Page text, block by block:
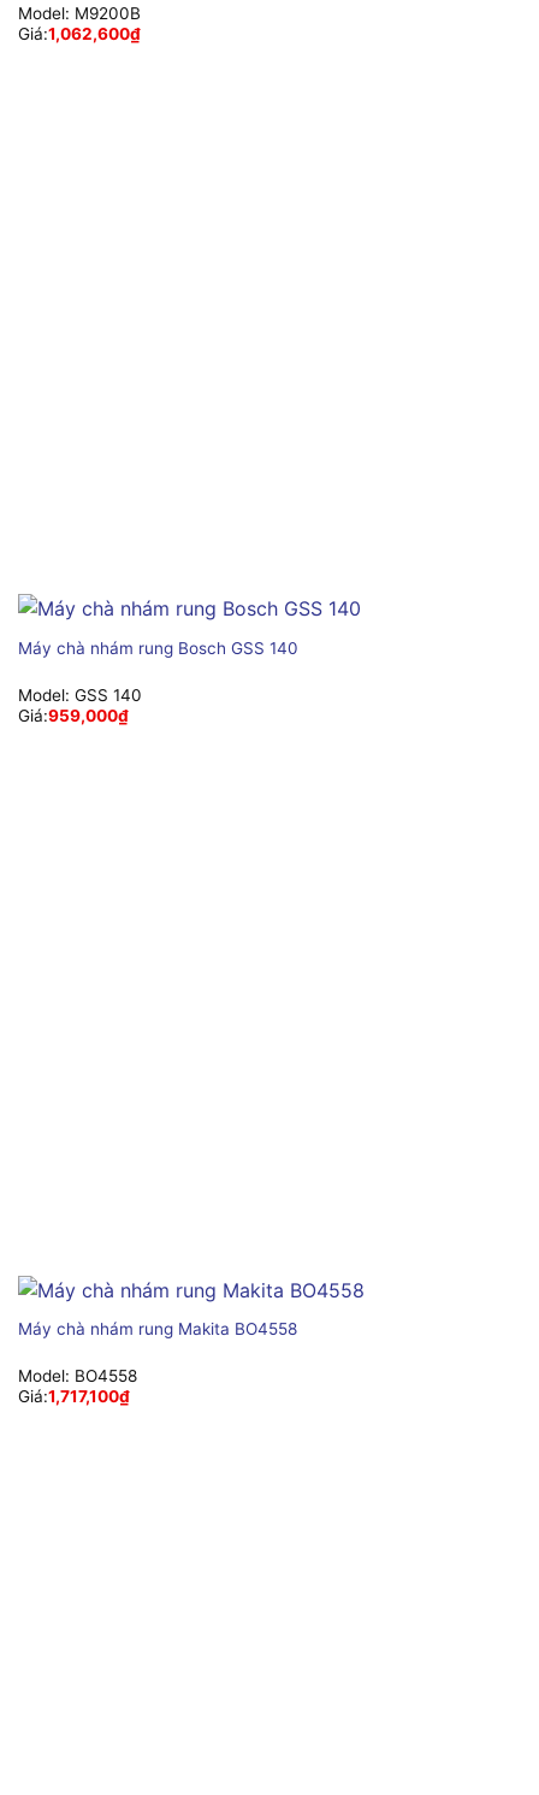
Model: M9200B
Giá:1,062,600₫
Máy chà nhám rung Bosch GSS 140
Model: GSS 140
Giá:959,000₫
Máy chà nhám rung Makita BO4558
Model: BO4558
Giá:1,717,100₫